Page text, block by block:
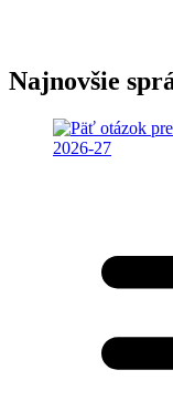
Najnovšie